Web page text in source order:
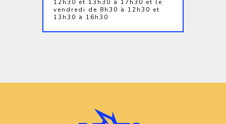
12h30 et 13h30 à 17h30 et le
vendredi de 8h30 à 12h30 et
13h30 à 16h30